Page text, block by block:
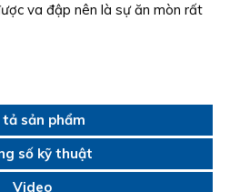
va đập nên là sự ăn mòn rất
tả sản phẩm
số kỹ thuật
Video